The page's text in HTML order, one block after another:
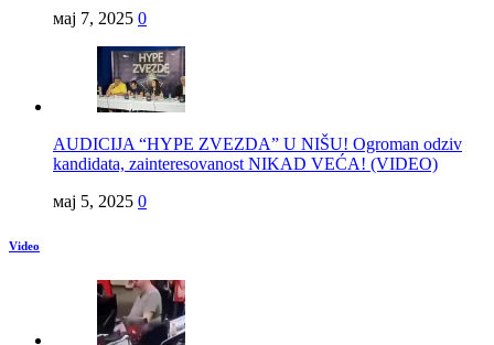
мај 7, 2025 0
AUDICIJA “HYPE ZVEZDA” U NIŠU! Ogroman odziv
kandidata, zainteresovanost NIKAD VEĆA! (VIDEO)
мај 5, 2025 0
Video